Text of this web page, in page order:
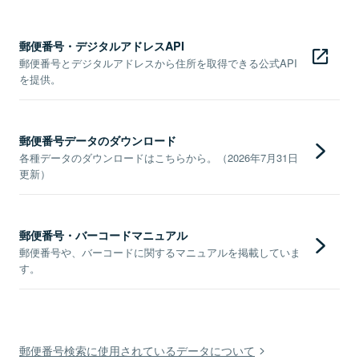
郵便番号・デジタルアドレスAPI
郵便番号とデジタルアドレスから住所を取得できる公式API
を提供。
郵便番号データのダウンロード
各種データのダウンロードはこちらから。（2026年7月31日
更新）
郵便番号・バーコードマニュアル
郵便番号や、バーコードに関するマニュアルを掲載していま
す。
郵便番号検索に使用されているデータについて